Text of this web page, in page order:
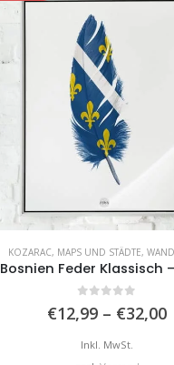
WOHNZIMMER
KOZARAC, MAPS UND STÄDTE,
Bosnien Feder Klassisch
€12,99 – €32,00
Inkl. MwSt.